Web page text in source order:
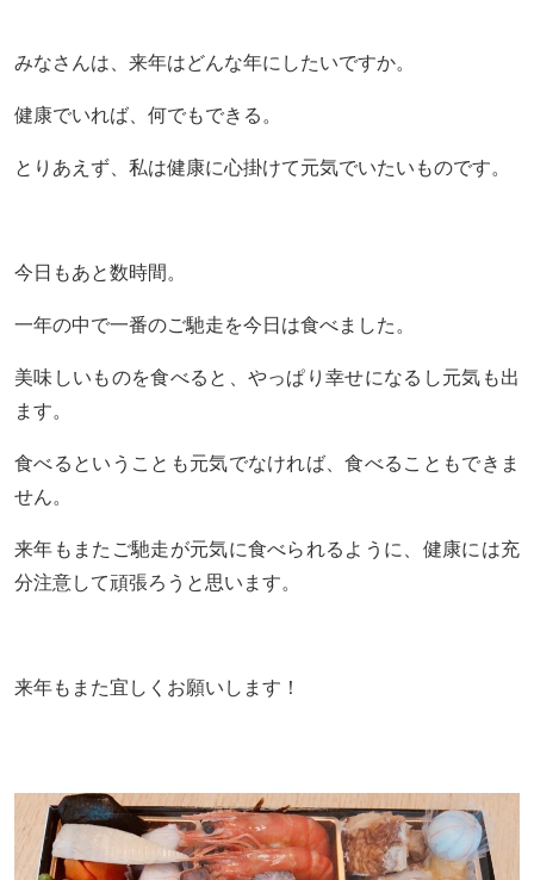
みなさんは、来年はどんな年にしたいですか。
健康でいれば、何でもできる。
とりあえず、私は健康に心掛けて元気でいたいものです。
今日もあと数時間。
一年の中で一番のご馳走を今日は食べました。
美味しいものを食べると、やっぱり幸せになるし元気も出
ます。
食べるということも元気でなければ、食べることもできま
せん。
来年もまたご馳走が元気に食べられるように、健康には充
分注意して頑張ろうと思います。
来年もまた宜しくお願いします！